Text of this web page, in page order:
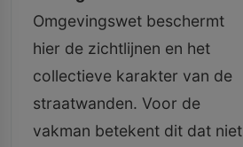
Omgevingswet beschermt
hier de zichtlijnen en het
collectieve karakter van de
straatwanden. Voor de
vakman betekent dit dat niet